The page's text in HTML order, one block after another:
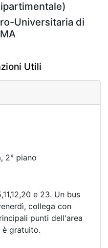
Universitaria di
Utili
2° piano
e 23. Un bus
collega con
punti dell'area
è gratuito.